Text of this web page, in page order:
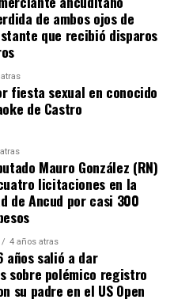
abrir el marcador,
A los 12′ del segundo
un remate tremendo de
de gol, pero que
mandó al córner.
de Colo Colo, definió
segundo palo. Era un
minutos finales.
Herrera cobró penal a
una falta contra el
a su marcador.El
la pena
de ambos ojos de
que recibió disparos
fiesta sexual en conocido
de Castro
Mauro González (RN)
licitaciones en la
de Ancud por casi 300
4 años atras
años salió a dar
sobre polémico registro
su padre en el US Open